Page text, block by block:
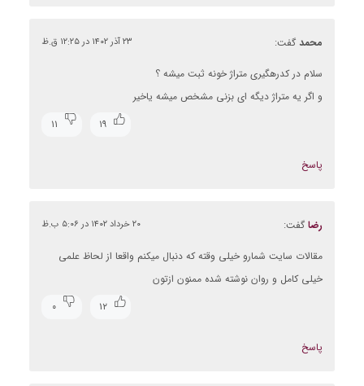
محمد گفت: ۲۳ آذر ۱۴۰۲ در ۱۲:۲۵ ق.ظ
سلام در کدرهگیری متراژ خونه ثبت میشه ؟
و اگر یه متراژ دیگه ای بزنی مشخص میشه یاخیر
۱۹
۱۱
پاسخ
رضا گفت: ۲۰ خرداد ۱۴۰۲ در ۵:۰۶ ب.ظ
مقالات سایت شمارو خیلی وقته که دنبال میکنم واقعا از لحاظ علمی
خیلی کامل و روان نوشته شده ممنون ازتون
۱۲
۰
پاسخ